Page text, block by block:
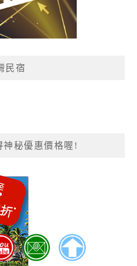
民宿
神秘優惠價格喔!